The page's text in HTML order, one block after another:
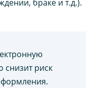
браке и т.д.).
снизит риск